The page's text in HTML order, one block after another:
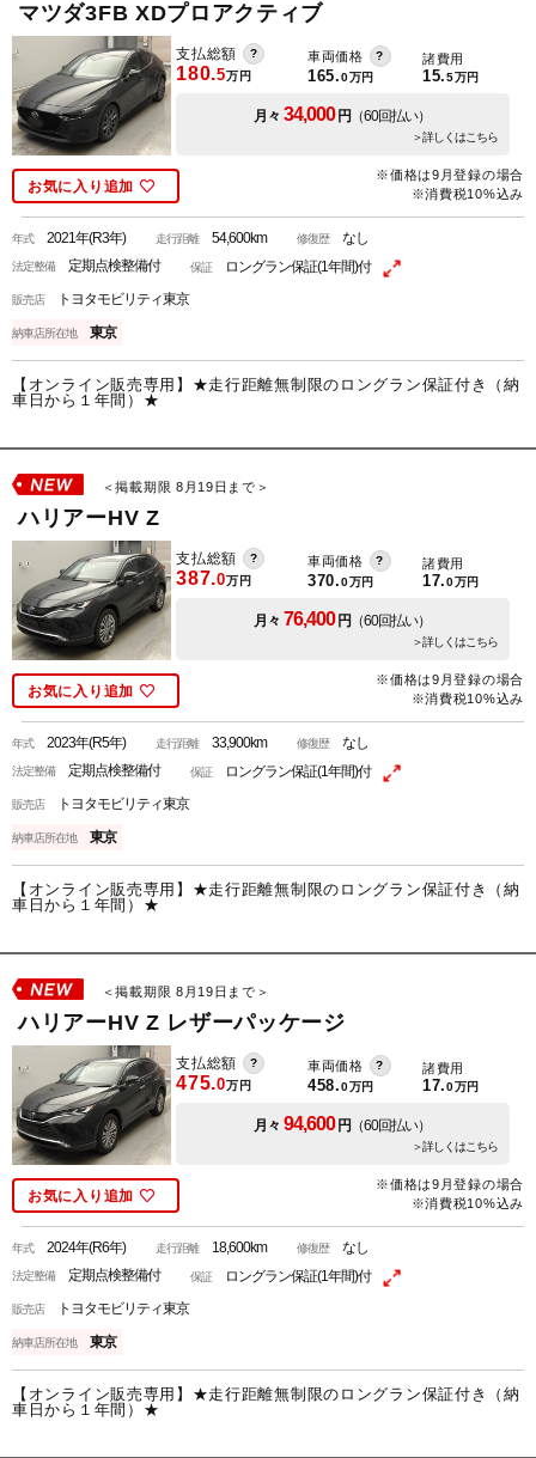
マツダ3FB XDプロアクティブ
支払総額
180.5万円
車両価格
165.0万円
諸費用
15.5万円
月々 34,000円 （60回払い）
＞詳しくはこちら
お気に入り追加
※価格は9月登録の場合
※消費税10%込み
年式2021年(R3年) 走行距離54,600km 修復歴なし
法定整備定期点検整備付 保証ロングラン保証(1年間)付
販売店トヨタモビリティ東京
納車店所在地東京
【オンライン販売専用】★走行距離無制限のロングラン保証付き（納
車日から１年間）★
＜掲載期限 8月19日まで＞
ハリアーHV Z
支払総額
387.0万円
車両価格
370.0万円
諸費用
17.0万円
月々 76,400円 （60回払い）
＞詳しくはこちら
お気に入り追加
※価格は9月登録の場合
※消費税10%込み
年式2023年(R5年) 走行距離33,900km 修復歴なし
法定整備定期点検整備付 保証ロングラン保証(1年間)付
販売店トヨタモビリティ東京
納車店所在地東京
【オンライン販売専用】★走行距離無制限のロングラン保証付き（納
車日から１年間）★
＜掲載期限 8月19日まで＞
ハリアーHV Z レザーパッケージ
支払総額
475.0万円
車両価格
458.0万円
諸費用
17.0万円
月々 94,600円 （60回払い）
＞詳しくはこちら
お気に入り追加
※価格は9月登録の場合
※消費税10%込み
年式2024年(R6年) 走行距離18,600km 修復歴なし
法定整備定期点検整備付 保証ロングラン保証(1年間)付
販売店トヨタモビリティ東京
納車店所在地東京
【オンライン販売専用】★走行距離無制限のロングラン保証付き（納
車日から１年間）★